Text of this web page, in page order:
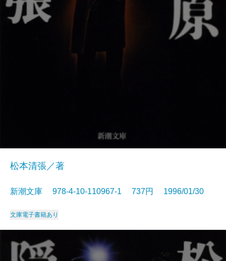
松本清張／著
新潮文庫 978-4-10-110967-1 737円 1996/01/30
文庫電子書籍あり